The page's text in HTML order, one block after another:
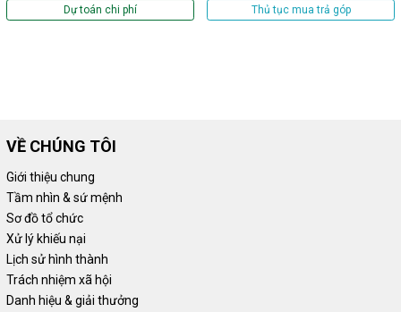
Dự toán chi phí Thủ tục mua trả góp
VỀ CHÚNG TÔI
Giới thiệu chung
Tầm nhìn & sứ mệnh
Sơ đồ tổ chức
Xử lý khiếu nại
Lịch sử hình thành
Trách nhiệm xã hội
Danh hiệu & giải thưởng